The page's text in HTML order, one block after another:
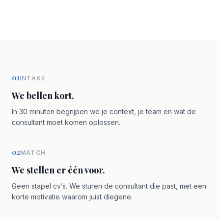
01INTAKE
We bellen kort.
In 30 minuten begrijpen we je context, je team en wat de
consultant moet komen oplossen.
02MATCH
We stellen er één voor.
Geen stapel cv’s. We sturen de consultant die past, met een
korte motivatie waarom juist diegene.